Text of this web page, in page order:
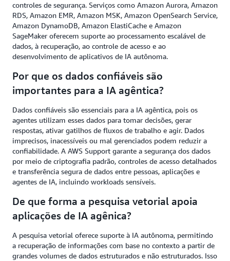
controles de segurança. Serviços como Amazon Aurora, Amazon
RDS, Amazon EMR, Amazon MSK, Amazon OpenSearch Service,
Amazon DynamoDB, Amazon ElastiCache e Amazon
SageMaker oferecem suporte ao processamento escalável de
dados, à recuperação, ao controle de acesso e ao
desenvolvimento de aplicativos de IA autônoma.
Por que os dados confiáveis são
importantes para a IA agêntica?
Dados confiáveis são essenciais para a IA agêntica, pois os
agentes utilizam esses dados para tomar decisões, gerar
respostas, ativar gatilhos de fluxos de trabalho e agir. Dados
imprecisos, inacessíveis ou mal gerenciados podem reduzir a
confiabilidade. A AWS Support garante a segurança dos dados
por meio de criptografia padrão, controles de acesso detalhados
e transferência segura de dados entre pessoas, aplicações e
agentes de IA, incluindo workloads sensíveis.
De que forma a pesquisa vetorial apoia
aplicações de IA agênica?
A pesquisa vetorial oferece suporte à IA autônoma, permitindo
a recuperação de informações com base no contexto a partir de
grandes volumes de dados estruturados e não estruturados. Isso